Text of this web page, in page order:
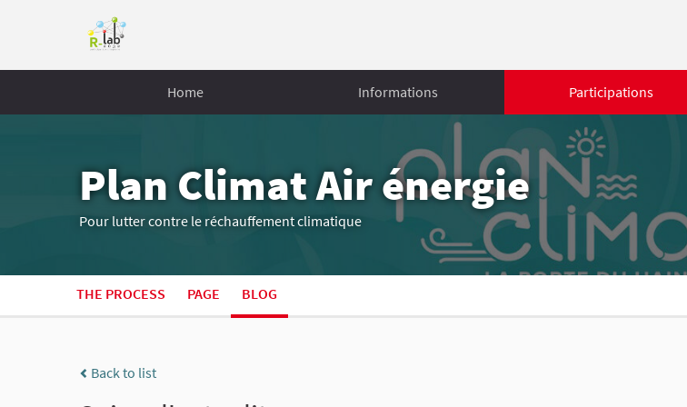
Home Informations Participations
Plan Climat Air énergie
Pour lutter contre le réchauffement climatique
THE PROCESS PAGE BLOG
Back to list